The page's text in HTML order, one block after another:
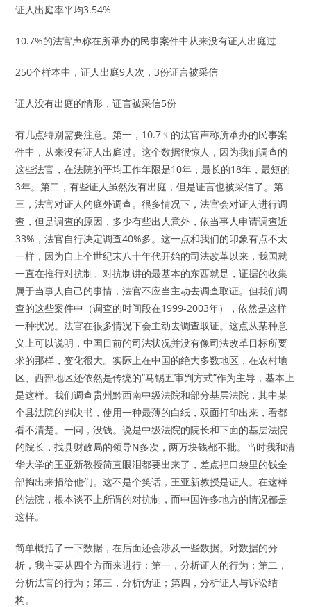
证人出庭率平均3.54%
10.7%的法官声称在所承办的民事案件中从来没有证人出庭过
250个样本中，证人出庭9人次，3份证言被采信
证人没有出庭的情形，证言被采信5份
有几点特别需要注意。第一，10.7﹪的法官声称所承办的民事案
件中，从来没有证人出庭过。这个数据很惊人，因为我们调查的
这些法官，在法院的平均工作年限是10年，最长的18年，最短的
3年。第二，有些证人虽然没有出庭，但是证言也被采信了。第
三，法官对证人的庭外调查。很多情况下，法官会对证人进行调
查，但是调查的原因，多少有些出人意外，依当事人申请调查近
33%，法官自行决定调查40%多。这一点和我们的印象有点不太
一样，因为自上个世纪末八十年代开始的司法改革以来，我国就
一直在推行对抗制。对抗制讲的最基本的东西就是，证据的收集
属于当事人自己的事情，法官不应当主动去调查取证。但我们调
查的这些案件中（调查的时间段在1999-2003年），依然是这样
一种状况。法官在很多情况下会主动去调查取证。这点从某种意
义上可以说明，中国目前的司法状况并没有像司法改革目标所要
求的那样，变化很大。实际上在中国的绝大多数地区，在农村地
区、西部地区还依然是传统的“马锡五审判方式”作为主导，基本上
是这样。我们调查贵州黔西南中级法院和部分基层法院，其中某
个县法院的判决书，使用一种最薄的白纸，双面打印出来，看都
看不清楚。一问，没钱。说是中级法院的院长和下面的基层法院
的院长，找县财政局的领导N多次，两万块钱都不批。当时我和清
华大学的王亚新教授简直眼泪都要出来了，差点把口袋里的钱全
部掏出来捐给他们。这不是个笑话，王亚新教授是证人。在这样
的法院，根本谈不上所谓的对抗制，而中国许多地方的情况都是
这样。
简单概括了一下数据，在后面还会涉及一些数据。对数据的分
析，我主要从四个方面来进行：第一，分析证人的行为；第二，
分析法官的行为；第三，分析伪证；第四，分析证人与诉讼结
构。